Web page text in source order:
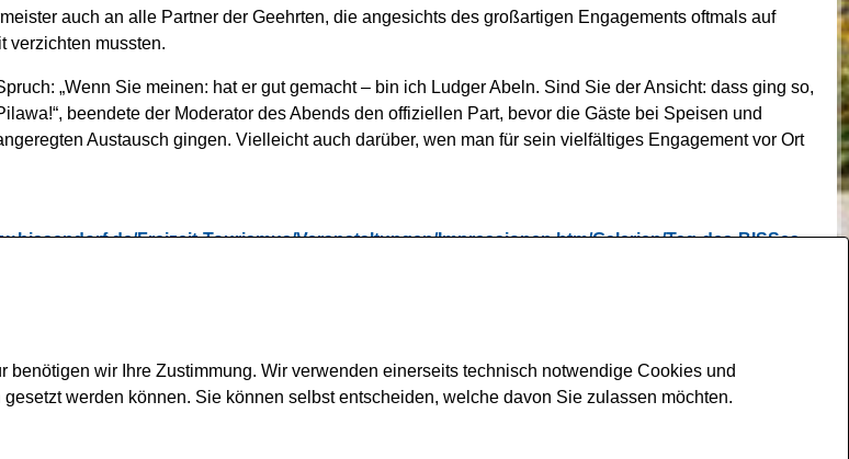
auch an alle Partner der Geehrten, die angesichts des großartigen Engagements oftmals auf
verzichten mussten.
„Wenn Sie meinen: hat er gut gemacht – bin ich Ludger Abeln. Sind Sie der Ansicht: dass ging so,
beendete der Moderator des Abends den offiziellen Part, bevor die Gäste bei Speisen und
Austausch gingen. Vielleicht auch darüber, wen man für sein vielfältiges Engagement vor Ort
Freizeit-Tourismus/Veranstaltungen/Impressionen.htm/Galerien/Tag-des-BISSes-
09.00 Uhr - 12.00 Uhr
Kontakt Impressum
wir Ihre Zustimmung. Wir verwenden einerseits technisch notwendige Cookies und
werden können. Sie können selbst entscheiden, welche davon Sie zulassen möchten.